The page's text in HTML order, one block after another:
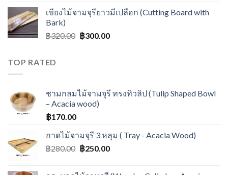
เขียงไม้จามจุรียาวมีเปลือก (Cutting Board with
Bark)
฿320.00 ฿300.00
TOP RATED
ชามกลมไม้จามจุรี ทรงทิวลิป (Tulip Shaped Bowl
– Acacia wood)
฿170.00
ถาดไม้จามจุรี 3 หลุม ( Tray - Acacia Wood)
฿280.00 ฿250.00